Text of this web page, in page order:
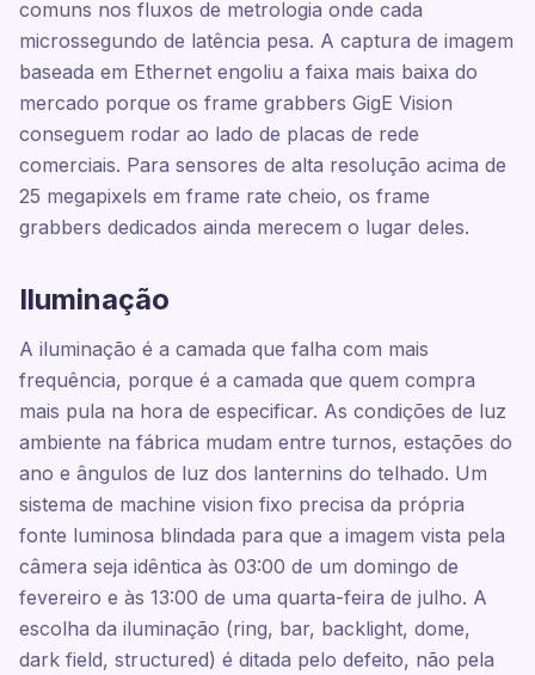
comuns nos fluxos de metrologia onde cada
microssegundo de latência pesa. A captura de imagem
baseada em Ethernet engoliu a faixa mais baixa do
mercado porque os frame grabbers GigE Vision
conseguem rodar ao lado de placas de rede
comerciais. Para sensores de alta resolução acima de
25 megapixels em frame rate cheio, os frame
grabbers dedicados ainda merecem o lugar deles.
Iluminação
A iluminação é a camada que falha com mais
frequência, porque é a camada que quem compra
mais pula na hora de especificar. As condições de luz
ambiente na fábrica mudam entre turnos, estações do
ano e ângulos de luz dos lanternins do telhado. Um
sistema de machine vision fixo precisa da própria
fonte luminosa blindada para que a imagem vista pela
câmera seja idêntica às 03:00 de um domingo de
fevereiro e às 13:00 de uma quarta-feira de julho. A
escolha da iluminação (ring, bar, backlight, dome,
dark field, structured) é ditada pelo defeito, não pela